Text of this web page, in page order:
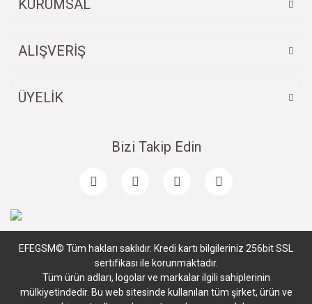
KURUMSAL
ALIŞVERİŞ
ÜYELİK
Bizi Takip Edin
EFEGSM© Tüm hakları saklıdır. Kredi kartı bilgileriniz 256bit SSL
sertifikası ile korunmaktadır.
Tüm ürün adları, logolar ve markalar ilgili sahiplerinin
mülkiyetindedir. Bu web sitesinde kullanılan tüm şirket, ürün ve